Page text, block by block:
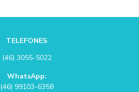
TELEFONES
(46) 3055-5022
WhatsApp:
(46) 99103-6358